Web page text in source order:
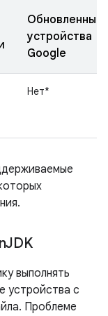
Обновленные
устройства
Google
Нет*
JDK
выполнять
устройства с
Проблеме